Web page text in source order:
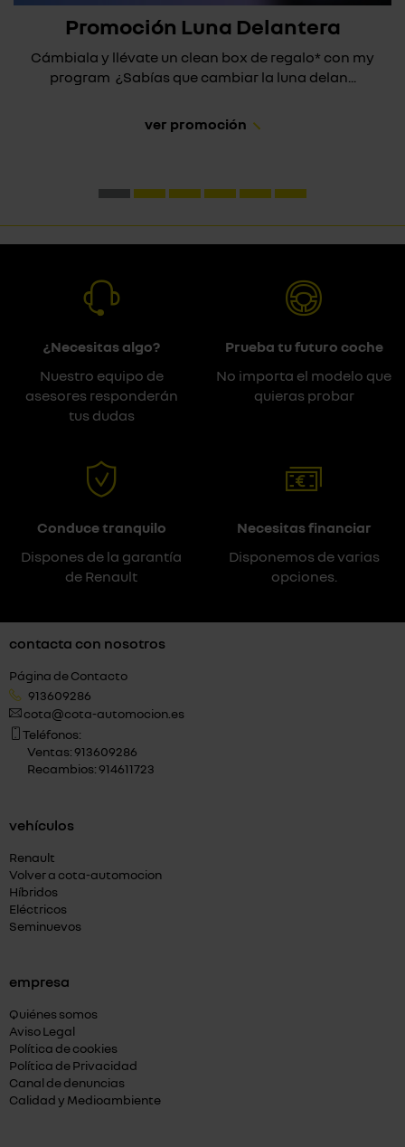
Promoción Luna Delantera
Cámbiala y llévate un clean box de regalo* con my
program ¿Sabías que cambiar la luna delan...
ver promoción
¿Necesitas algo?
Nuestro equipo de
asesores responderán
tus dudas
Prueba tu futuro coche
No importa el modelo que
quieras probar
Conduce tranquilo
Dispones de la garantía
de Renault
Necesitas financiar
Disponemos de varias
opciones.
contacta con nosotros
Página de Contacto
913609286
cota@cota-automocion.es
Teléfonos:
Ventas: 913609286
Recambios: 914611723
vehículos
Renault
Volver a cota-automocion
Híbridos
Eléctricos
Seminuevos
empresa
Quiénes somos
Aviso Legal
Política de cookies
Política de Privacidad
Canal de denuncias
Calidad y Medioambiente